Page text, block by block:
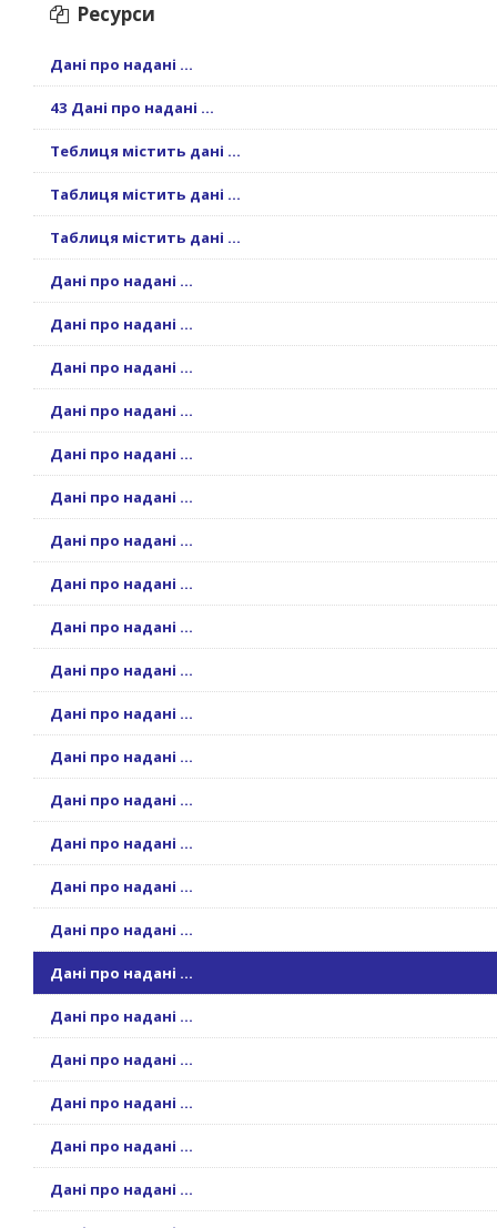
Ресурси
Дані про надані ...
43 Дані про надані ...
Теблиця містить дані ...
Таблиця містить дані ...
Таблиця містить дані ...
Дані про надані ...
Дані про надані ...
Дані про надані ...
Дані про надані ...
Дані про надані ...
Дані про надані ...
Дані про надані ...
Дані про надані ...
Дані про надані ...
Дані про надані ...
Дані про надані ...
Дані про надані ...
Дані про надані ...
Дані про надані ...
Дані про надані ...
Дані про надані ...
Дані про надані ...
Дані про надані ...
Дані про надані ...
Дані про надані ...
Дані про надані ...
Дані про надані ...